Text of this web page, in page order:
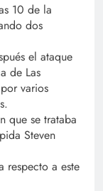
10 de la
dos
el ataque
de Las
varios
que se trataba
Steven
respecto a este